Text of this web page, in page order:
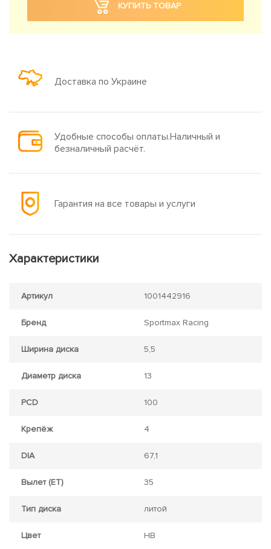
КУПИТЬ ТОВАР
Доставка по Украине
Удобные способы оплаты.Наличный и
безналичный расчёт.
Гарантия на все товары и услуги
Характеристики
Артикул 1001442916
Бренд Sportmax Racing
Ширина диска 5,5
Диаметр диска 13
PCD 100
Крепёж 4
DIA 67,1
Вылет (ET) 35
Тип диска литой
Цвет HB